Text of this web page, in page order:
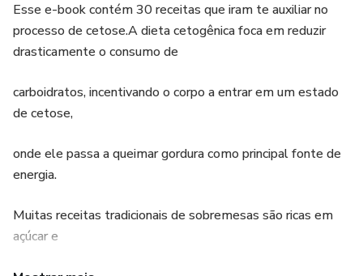
Esse e-book contém 30 receitas que iram te auxiliar no
processo de cetose.A dieta cetogênica foca em reduzir
drasticamente o consumo de
carboidratos, incentivando o corpo a entrar em um estado
de cetose,
onde ele passa a queimar gordura como principal fonte de
energia.
Muitas receitas tradicionais de sobremesas são ricas em
açúcar e